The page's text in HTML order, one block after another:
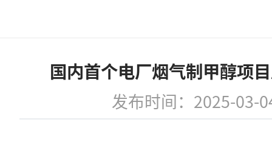
国内首个电厂烟气制甲醇项
发布时间：2025-03-